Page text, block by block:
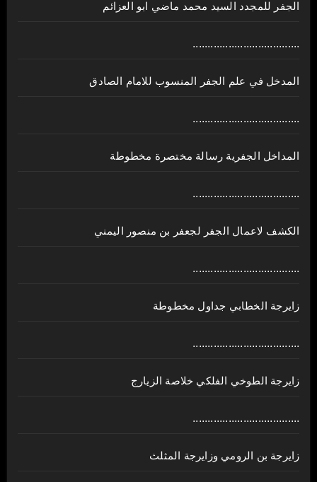
الجفر للمجدد السيد محمد ماضي ابو العزائم
....................................
المدخل في علم الجفر المنسوب للامام الصادق
....................................
المداخل الجفرية رسالة مختصرة مخطوطة
....................................
الكشف لاعمال الجفر لجعفر بن منصور اليمني
....................................
زايرجة الخطابي جداول مخطوطة
....................................
زايرجة الطوخي الفلكي خلاصة الزيارج
....................................
زايرجة بن الرومي وزايرجة المثلث